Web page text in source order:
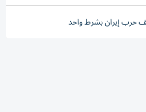
حرب إيران بشرط واحد